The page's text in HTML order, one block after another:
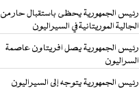
رئيس الجمهورية يحظى باستقبال حار من
الجالية الموريتانية في السيراليون
رئيس الجمهورية يصل افريتاون عاصمة
السراليون
رئيس الجمهورية يتوجه إلى السيراليون